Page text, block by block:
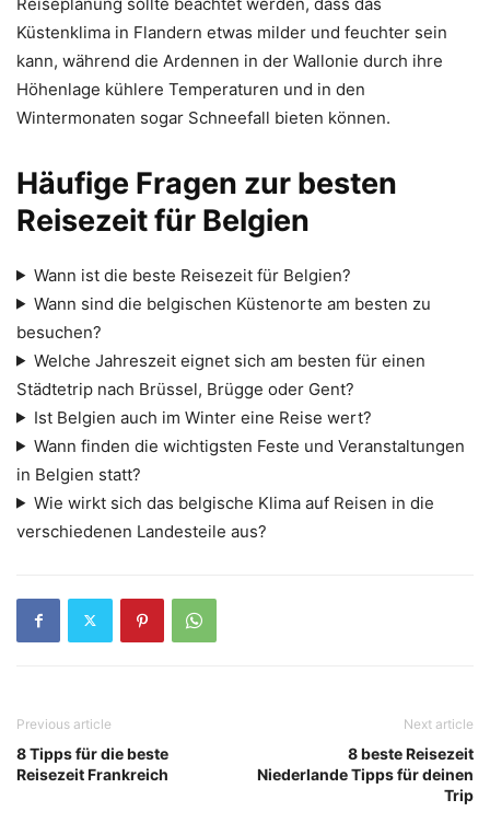
Küstenklima in Flandern etwas milder und feuchter sein
kann, während die Ardennen in der Wallonie durch ihre
Höhenlage kühlere Temperaturen und in den
Wintermonaten sogar Schneefall bieten können.
Häufige Fragen zur besten
Reisezeit für Belgien
Wann ist die beste Reisezeit für Belgien?
Wann sind die belgischen Küstenorte am besten zu
besuchen?
Welche Jahreszeit eignet sich am besten für einen
Städtetrip nach Brüssel, Brügge oder Gent?
Ist Belgien auch im Winter eine Reise wert?
Wann finden die wichtigsten Feste und Veranstaltungen
in Belgien statt?
Wie wirkt sich das belgische Klima auf Reisen in die
verschiedenen Landesteile aus?
Previous article
8 Tipps für die beste
Reisezeit Frankreich
Next article
8 beste Reisezeit
Niederlande Tipps für deinen
Trip